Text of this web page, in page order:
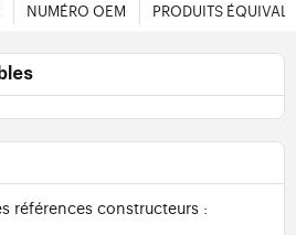
NUMÉRO OEM PRODUITS
références constructeurs :